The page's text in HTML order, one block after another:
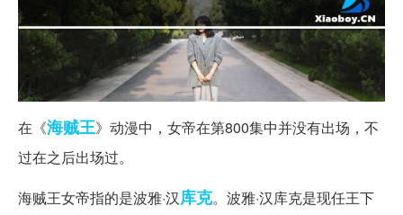
在《海贼王》动漫中，女帝在第800集中并没有出场，不
过在之后出场过。
海贼王女帝指的是波雅·汉库克。波雅·汉库克是现任王下